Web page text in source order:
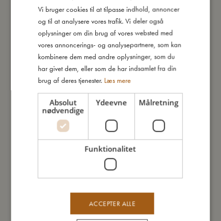
Suttesnor med velcro - Carrot
74,95
Tilføj til kurv
74,95
Tilføj til kurv
DANISH
GERMAN
Vi bruger cookies til at tilpasse indhold, annoncer
og til at analysere vores trafik. Vi deler også
oplysninger om din brug af vores websted med
vores annoncerings- og analysepartnere, som kan
kombinere dem med andre oplysninger, som du
har givet dem, eller som de har indsamlet fra din
brug af deres tjenester. Læs mere
Absolut
nødvendige
Ydeevne Målretning
Funktionalitet
ACCEPTER ALLE